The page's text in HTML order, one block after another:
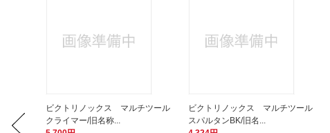
ビクトリノックス マルチツール
クライマー/旧名称...
ビクトリノックス マルチツール
スパルタンBK/旧名...